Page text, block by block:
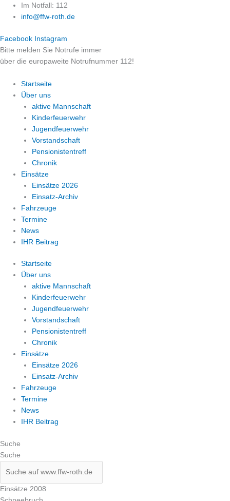
Zum
Inhalt
Im Notfall: 112
info@ffw-roth.de
Facebook Instagram
Bitte melden Sie Notrufe immer
über die europaweite Notrufnummer 112!
Startseite
Über uns
aktive Mannschaft
Kinderfeuerwehr
Jugendfeuerwehr
Vorstandschaft
Pensionistentreff
Chronik
Einsätze
Einsätze 2026
Einsatz-Archiv
Fahrzeuge
Termine
News
IHR Beitrag
Startseite
Über uns
aktive Mannschaft
Kinderfeuerwehr
Jugendfeuerwehr
Vorstandschaft
Pensionistentreff
Chronik
Einsätze
Einsätze 2026
Einsatz-Archiv
Fahrzeuge
Termine
News
IHR Beitrag
Suche
Suche
Einsätze 2008